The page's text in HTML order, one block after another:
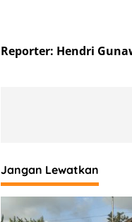
Reporter: Hendri
Jangan Lewatkan